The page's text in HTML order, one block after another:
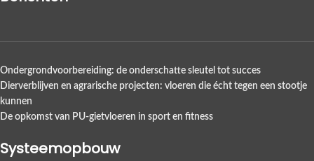
Ondergrondvoorbereiding: de onderschatte sleutel tot succes
Dierverblijven en agrarische projecten: vloeren die écht tegen een stootje
kunnen
De opkomst van PU-gietvloeren in sport en fitness
Systeemopbouw